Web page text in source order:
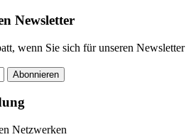
Newsletter
wenn Sie sich für unseren Newsletter
Abonnieren
Netzwerken